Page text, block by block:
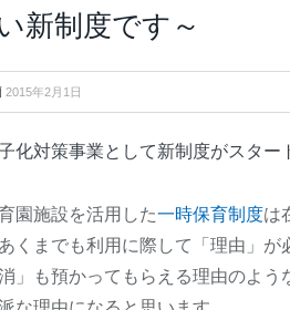
新制度です～
2015年2月1日
化対策事業として新制度がスター
園施設を活用した一時保育制度は
くまでも利用に際して「理由」が
」も預かってもらえる理由のよ